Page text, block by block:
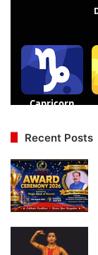
Recent Posts